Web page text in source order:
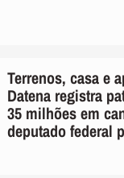
Terrenos, casa e
Datena registra
35 milhões em
deputado federal